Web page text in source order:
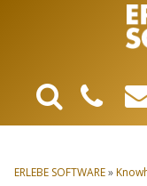
ERLEBE SOFTWARE»